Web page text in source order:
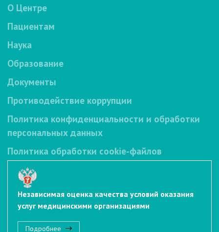
О Центре
Пациентам
Наука
Образование
Документы
Противодействие коррупции
Политика конфиденциальности и обработки
персональных данных
Политика обработки cookie-файлов
Независимая оценка качества условий оказания
услуг медицинскими организациями
Подробнее